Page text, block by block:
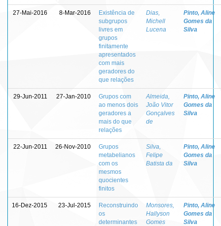
27-Mai-2016 8-Mar-2016
Existência de
subgrupos
livres em
grupos
finitamente
apresentados
com mais
geradores do
que relações
Dias,
Michell
Lucena
Pinto, Aline
Gomes da
Silva
29-Jun-2011 27-Jan-2010
Grupos com
ao menos dois
geradores a
mais do que
relações
Almeida,
João Vitor
Gonçalves
de
Pinto, Aline
Gomes da
Silva
22-Jun-2011 26-Nov-2010
Grupos
metabelianos
com os
mesmos
quocientes
finitos
Silva,
Felipe
Batista da
Pinto, Aline
Gomes da
Silva
16-Dez-2015 23-Jul-2015
Reconstruindo
os
determinantes
Monsores,
Hallyson
Gomes
Pinto, Aline
Gomes da
Silva